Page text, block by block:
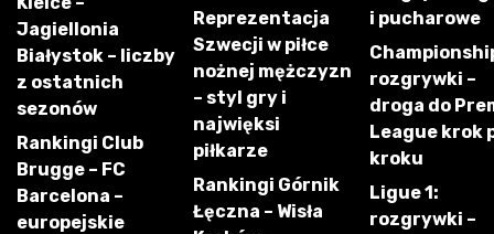
Jagiellonia
Białystok – liczby
z ostatnich
sezonów
Rankingi Club
Brugge – FC
Barcelona –
europejskie
Reprezentacja
Szwecji w piłce
nożnej mężczyzn
– styl gry i
najwięksi
piłkarze
Rankingi Górnik
Łęczna – Wisła
i pucharowe
rozgrywki –
droga do
League krok
kroku
Ligue 1:
rozgrywki –